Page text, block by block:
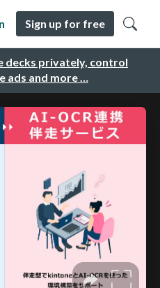
decks privately, control
ads and more …
Sign up for free